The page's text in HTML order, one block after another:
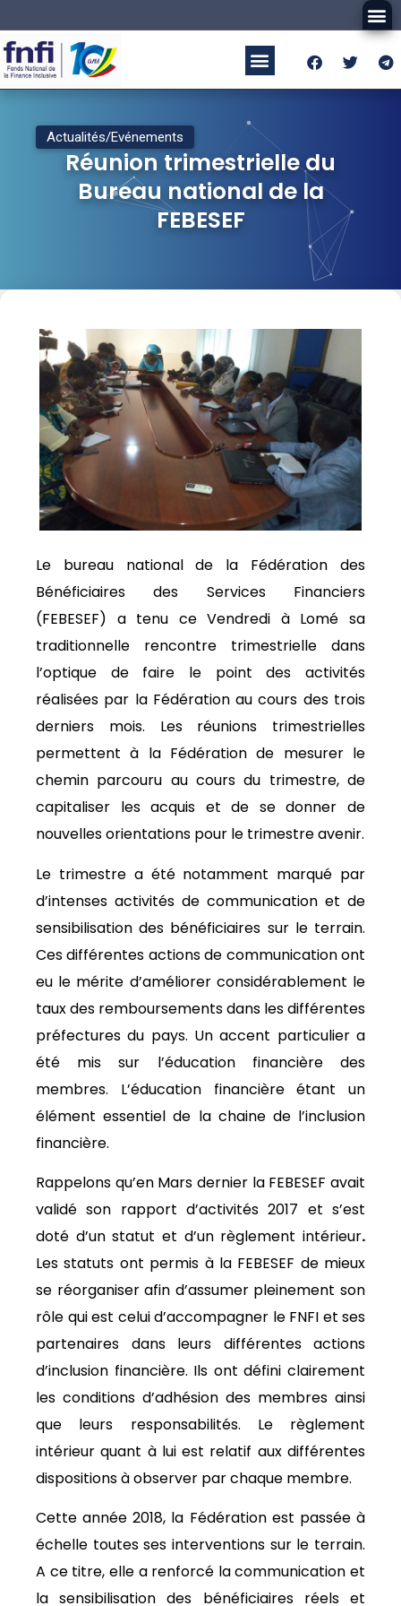
Actualités/Evénements
Réunion trimestrielle du
Bureau national de la
FEBESEF
Le bureau national de la Fédération des
Bénéficiaires des Services Financiers
(FEBESEF) a tenu ce Vendredi à Lomé sa
traditionnelle rencontre trimestrielle dans
l’optique de faire le point des activités
réalisées par la Fédération au cours des trois
derniers mois. Les réunions trimestrielles
permettent à la Fédération de mesurer le
chemin parcouru au cours du trimestre, de
capitaliser les acquis et de se donner de
nouvelles orientations pour le trimestre avenir.
Le trimestre a été notamment marqué par
d’intenses activités de communication et de
sensibilisation des bénéficiaires sur le terrain.
Ces différentes actions de communication ont
eu le mérite d’améliorer considérablement le
taux des remboursements dans les différentes
préfectures du pays. Un accent particulier a
été mis sur l’éducation financière des
membres. L’éducation financière étant un
élément essentiel de la chaine de l’inclusion
financière.
Rappelons qu’en Mars dernier la FEBESEF avait
validé son rapport d’activités 2017 et s’est
doté d’un statut et d’un règlement intérieur.
Les statuts ont permis à la FEBESEF de mieux
se réorganiser afin d’assumer pleinement son
rôle qui est celui d’accompagner le FNFI et ses
partenaires dans leurs différentes actions
d’inclusion financière. Ils ont défini clairement
les conditions d’adhésion des membres ainsi
que leurs responsabilités. Le règlement
intérieur quant à lui est relatif aux différentes
dispositions à observer par chaque membre.
Cette année 2018, la Fédération est passée à
échelle toutes ses interventions sur le terrain.
A ce titre, elle a renforcé la communication et
la sensibilisation des bénéficiaires réels et